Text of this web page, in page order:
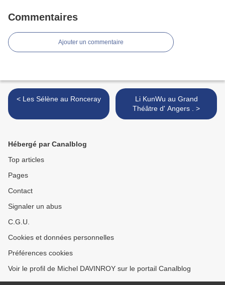
Commentaires
Ajouter un commentaire
< Les Sélène au Ronceray
Li KunWu au Grand
Théâtre d' Angers . >
Hébergé par Canalblog
Top articles
Pages
Contact
Signaler un abus
C.G.U.
Cookies et données personnelles
Préférences cookies
Voir le profil de Michel DAVINROY sur le portail Canalblog